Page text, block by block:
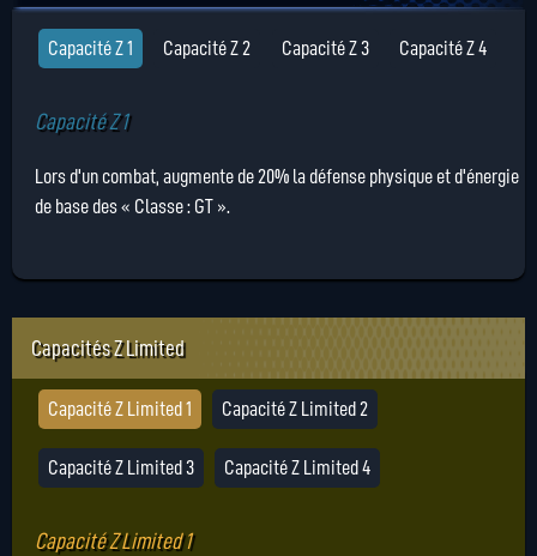
Capacité Z 1 Capacité Z 2 Capacité Z 3 Capacité Z 4
Capacité Z 1
Lors d'un combat, augmente de 20% la défense physique et d'énergie
de base des « Classe : GT ».
Capacités Z Limited
Capacité Z Limited 1 Capacité Z Limited 2
Capacité Z Limited 3 Capacité Z Limited 4
Capacité Z Limited 1